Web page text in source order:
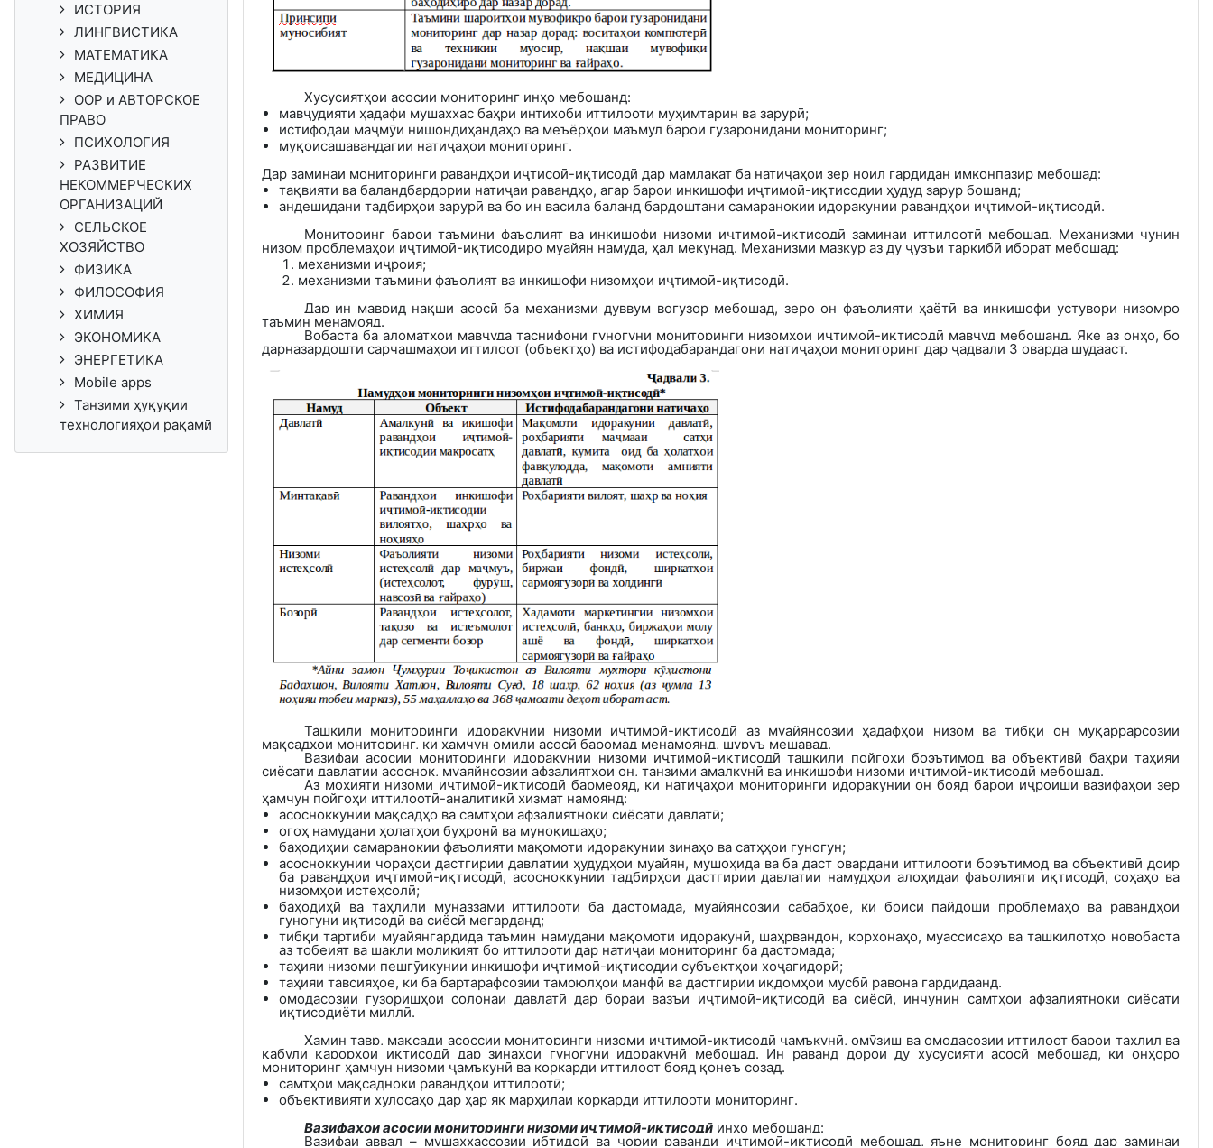
Хусусиятҳои асосии мониторинг инҳо мебошанд:
мавҷудияти ҳадафи мушаххас баҳри интихоби иттилооти муҳимтарин ва зарурӣ;
истифодаи маҷмӯи нишондиҳандаҳо ва меъёрҳои маъмул барои гузаронидани мониторинг;
муқоисашавандагии натиҷаҳои мониторинг.
Дар заминаи мониторинги равандҳои иҷтисоӣ-иқтисодӣ дар мамлакат ба натиҷаҳои зер ноил гардидан имконпазир мебошад:
тақвияти ва баландбардории натиҷаи равандҳо, агар барои инкишофи иҷтимоӣ-иқтисодии ҳудуд зарур бошанд;
андешидани тадбирҳои зарурӣ ва бо ин васила баланд бардоштани самаранокии идоракунии равандҳои иҷтимоӣ-иқтисодӣ.
Мониторинг барои таъмини фаъолият ва инкишофи низоми иҷтимоӣ-иқтисодӣ заминаи иттилоотӣ мебошад. Механизми чунин
низом проблемаҳои иҷтимоӣ-иқтисодиро муайян намуда, ҳал мекунад. Механизми мазкур аз ду ҷузъи таркибӣ иборат мебошад:
механизми иҷроия;
механизми таъмини фаъолият ва инкишофи низомҳои иҷтимоӣ-иқтисодӣ.
Дар ин маврид нақши асосӣ ба механизми дуввум вогузор мебошад, зеро он фаъолияти ҳаётӣ ва инкишофи устувори низомро
таъмин менамояд.
Вобаста ба аломатҳои мавҷуда таснифони гуногуни мониторинги низомҳои иҷтимоӣ-иқтисодӣ мавҷуд мебошанд. Яке аз онҳо, бо
дарназардошти сарчашмаҳои иттилоот (объектҳо) ва истифодабарандагони натиҷаҳои мониторинг дар ҷадвали 3 оварда шудааст.
Ташкили мониторинги идоракунии низоми иҷтимоӣ-иқтисодӣ аз муайянсозии ҳадафҳои низом ва тибқи он муқаррарсозии
мақсадҳои мониторинг, ки ҳамчун омили асосӣ баромад менамоянд, шуруъ мешавад.
Вазифаи асосии мониторинги идоракунии низоми иҷтимоӣ-иқтисодӣ ташкили пойгоҳи боэътимод ва объективӣ баҳри таҳияи
сиёсати давлатии асоснок, муаяйнсозии афзалиятҳои он, танзими амалкунӣ ва инкишофи низоми иҷтимоӣ-иқтисодӣ мебошад.
Аз моҳияти низоми иҷтимоӣ-иқтисодӣ бармеояд, ки натиҷаҳои мониторинги идоракунии он бояд барои иҷроиши вазифаҳои зер
ҳамчун пойгоҳи иттилоотӣ-аналитикӣ хизмат намоянд:
асосноккунии мақсадҳо ва самтҳои афзалиятноки сиёсати давлатӣ;
огоҳ намудани ҳолатҳои буҳронӣ ва муноқишаҳо;
баҳодиҳии самаранокии фаъолияти мақомоти идоракунии зинаҳо ва сатҳҳои гуногун;
асосноккунии чораҳои дастгирии давлатии ҳудудҳои муайян, мушоҳида ва ба даст овардани иттилооти боэътимод ва объективӣ доир
ба равандҳои иҷтимоӣ-иқтисодӣ, асосноккунии тадбирҳои дастгирии давлатии намудҳои алоҳидаи фаъолияти иқтисодӣ, соҳаҳо ва
низомҳои истеҳсолӣ;
баҳодиҳӣ ва таҳлили муназзами иттилооти ба дастомада, муайянсозии сабабҳое, ки боиси пайдоши проблемаҳо ва равандҳои
гуногуни иқтисодӣ ва сиёсӣ мегарданд;
тибқи тартиби муайянгардида таъмин намудани мақомоти идоракунӣ, шаҳрвандон, корхонаҳо, муассисаҳо ва ташкилотҳо новобаста
аз тобеият ва шакли моликият бо иттилооти дар натиҷаи мониторинг ба дастомада;
таҳияи низоми пешгӯикунии инкишофи иҷтимоӣ-иқтисодии субъектҳои хоҷагидорӣ;
таҳияи тавсияҳое, ки ба бартарафсозии тамоюлҳои манфӣ ва дастгирии иқдомҳои мусбӣ равона гардидаанд.
омодасозии гузоришҳои солонаи давлатӣ дар бораи вазъи иҷтимоӣ-иқтисодӣ ва сиёсӣ, инчунин самтҳои афзалиятноки сиёсати
иқтисодиёти миллӣ.
Ҳамин тавр, мақсади асоссии мониторинги низоми иҷтимоӣ-иқтисодӣ ҷамъкунӣ, омӯзиш ва омодасозии иттилоот барои таҳлил ва
қабули қарорҳои иқтисодӣ дар зинаҳои гуногуни идоракунӣ мебошад. Ин раванд дорои ду хусусияти асосӣ мебошад, ки онҳоро
мониторинг ҳамчун низоми ҷамъкунӣ ва коркарди иттилоот бояд қонеъ созад.
самтҳои мақсадноки равандҳои иттилоотӣ;
объективияти хулосаҳо дар ҳар як марҳилаи коркарди иттилооти мониторинг.
Вазифаҳои асосиимониторинги низоми иҷтимоӣ-иқтисодӣинҳо мебошанд:
Вазифаи аввал – мушаххассозии ибтидоӣ ва ҷории раванди иҷтимоӣ-иқтисодӣ мебошад, яъне мониторинг бояд дар заминаи
ИСТОРИЯ
ЛИНГВИСТИКА
МАТЕМАТИКА
МЕДИЦИНА
ООР и АВТОРСКОЕ
ПРАВО
ПСИХОЛОГИЯ
РАЗВИТИЕ
НЕКОММЕРЧЕСКИХ
ОРГАНИЗАЦИЙ
СЕЛЬСКОЕ
ХОЗЯЙСТВО
ФИЗИКА
ФИЛОСОФИЯ
ХИМИЯ
ЭКОНОМИКА
ЭНЕРГЕТИКА
Mobile apps
Танзими ҳуқуқии
технологияҳои рақамӣ